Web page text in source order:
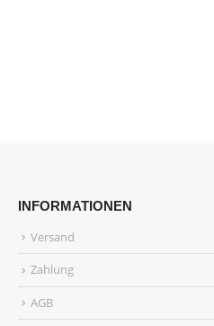
INFORMATIONEN
Versand
Zahlung
AGB